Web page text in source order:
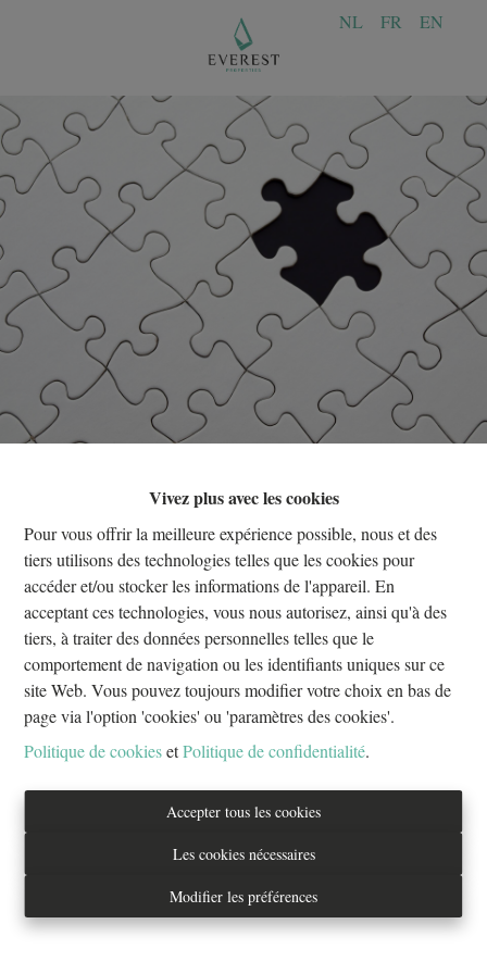
Vivez plus avec les cookies
Pour vous offrir la meilleure expérience possible, nous et des
tiers utilisons des technologies telles que les cookies pour
accéder et/ou stocker les informations de l'appareil. En
acceptant ces technologies, vous nous autorisez, ainsi qu'à des
tiers, à traiter des données personnelles telles que le
comportement de navigation ou les identifiants uniques sur ce
site Web. Vous pouvez toujours modifier votre choix en bas de
page via l'option 'cookies' ou 'paramètres des cookies'.
Politique de cookiesetPolitique de confidentialité.
Accepter tous les cookies
Les cookies nécessaires
Modifier les préférences
NL FR EN
Oups, cette page n'existe plus
À Vendre À Louer
Tél. : 02/733.70.70
Real estate